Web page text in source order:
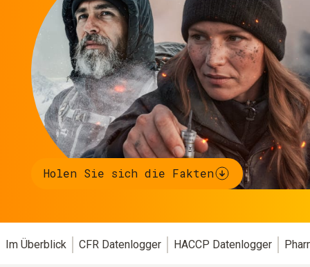
Holen Sie sich die Fakten
Im Überblick CFR Datenlogger HACCP Datenlogger